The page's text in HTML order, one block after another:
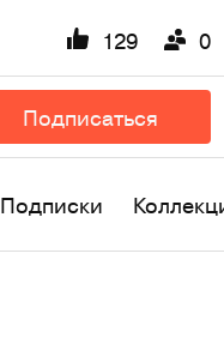
129 0
Подписаться
Подписки